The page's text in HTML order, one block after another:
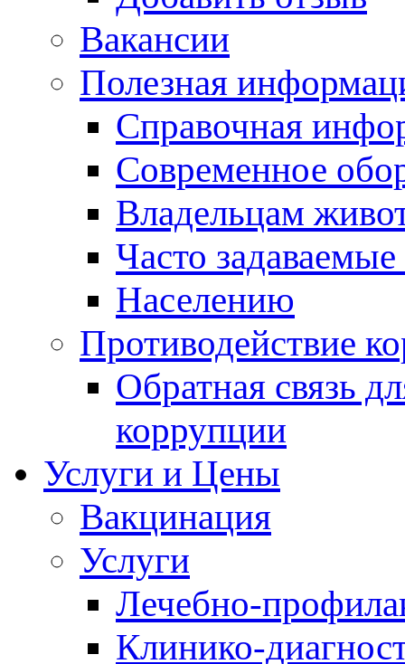
Вакансии
Полезная
Справочная
Современное
Владельцам
Часто
Населению
Противодействие
Обратная связь
коррупции
Услуги и Цены
Вакцинация
Услуги
Лечебно-
Клинико-